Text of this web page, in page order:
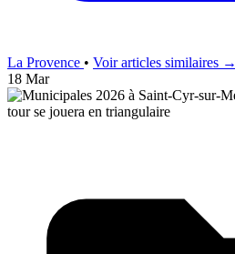
La Provence • Voir articles similaires →
18 Mar